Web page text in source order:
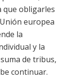
que obligarles
europea
la
y la
de tribus,
continuar.